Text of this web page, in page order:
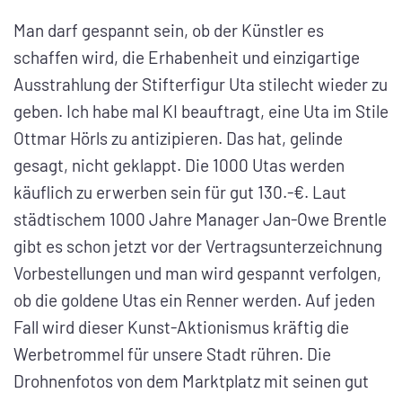
Man darf gespannt sein, ob der Künstler es
schaffen wird, die Erhabenheit und einzigartige
Ausstrahlung der Stifterfigur Uta stilecht wieder zu
geben. Ich habe mal KI beauftragt, eine Uta im Stile
Ottmar Hörls zu antizipieren. Das hat, gelinde
gesagt, nicht geklappt. Die 1000 Utas werden
käuflich zu erwerben sein für gut 130.-€. Laut
städtischem 1000 Jahre Manager Jan-Owe Brentle
gibt es schon jetzt vor der Vertragsunterzeichnung
Vorbestellungen und man wird gespannt verfolgen,
ob die goldene Utas ein Renner werden. Auf jeden
Fall wird dieser Kunst-Aktionismus kräftig die
Werbetrommel für unsere Stadt rühren. Die
Drohnenfotos von dem Marktplatz mit seinen gut